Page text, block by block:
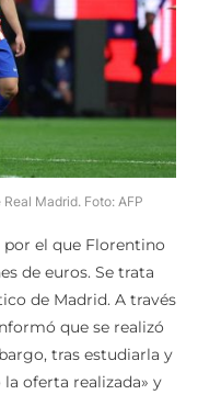
Madrid. Foto: AFP
por el que Florentino
de euros. Se trata
de Madrid. A través
que se realizó
tras estudiarla y
oferta realizada» y